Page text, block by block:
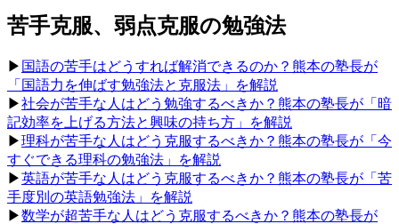
苦手克服、弱点克服の勉強法
▶︎ 国語の苦手はどうすれば解消できるのか？熊本の塾長が
「国語力を伸ばす勉強法と克服法」を解説
▶︎社会が苦手な人はどう勉強するべきか？熊本の塾長が「暗
記効率を上げる方法と興味の持ち方」を解説
▶︎理科が苦手な人はどう克服するべきか？熊本の塾長が「今
すぐできる理科の勉強法」を解説
▶︎英語が苦手な人はどう克服するべきか？熊本の塾長が「苦
手度別の英語勉強法」を解説
▶︎数学が超苦手な人はどう克服するべきか？熊本の塾長が